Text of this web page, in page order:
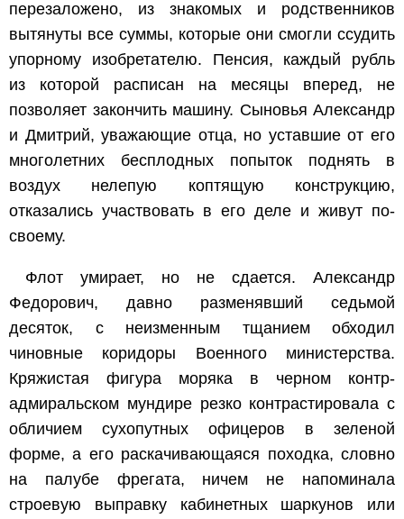
перезаложено, из знакомых и родственников
вытянуты все суммы, которые они смогли ссудить
упорному изобретателю. Пенсия, каждый рубль
из которой расписан на месяцы вперед, не
позволяет закончить машину. Сыновья Александр
и Дмитрий, уважающие отца, но уставшие от его
многолетних бесплодных попыток поднять в
воздух нелепую коптящую конструкцию,
отказались участвовать в его деле и живут по-
своему.
Флот умирает, но не сдается. Александр
Федорович, давно разменявший седьмой
десяток, с неизменным тщанием обходил
чиновные коридоры Военного министерства.
Кряжистая фигура моряка в черном контр-
адмиральском мундире резко контрастировала с
обличием сухопутных офицеров в зеленой
форме, а его раскачивающаяся походка, словно
на палубе фрегата, ничем не напоминала
строевую выправку кабинетных шаркунов или